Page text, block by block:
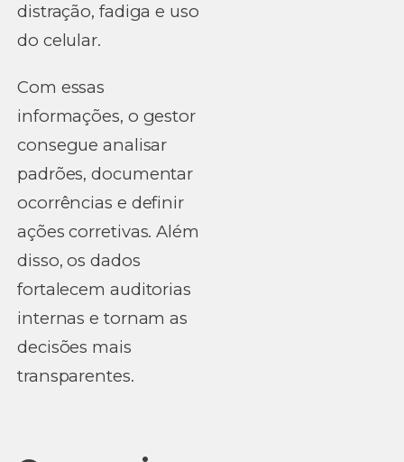
distração, fadiga e uso
do celular.
Com essas
informações, o gestor
consegue analisar
padrões, documentar
ocorrências e definir
ações corretivas. Além
disso, os dados
fortalecem auditorias
internas e tornam as
decisões mais
transparentes.